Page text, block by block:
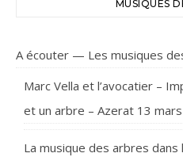
MUSIQUES
A écouter — Les musiques
Marc Vella et l’avocatier –
et un arbre – Azerat 13
La musique des arbres dans